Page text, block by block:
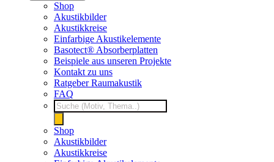
Shop
Akustikbilder
Akustikkreise
Einfarbige Akustikelemente
Basotect® Absorberplatten
Beispiele aus unseren Projekte
Kontakt zu uns
Ratgeber Raumakustik
FAQ
Products
search
Shop
Akustikbilder
Akustikkreise